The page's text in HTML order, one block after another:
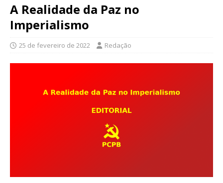
A Realidade da Paz no
Imperialismo
25 de fevereiro de 2022 Redação